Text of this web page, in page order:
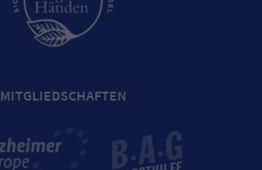
MITGLIEDSCHAFTEN